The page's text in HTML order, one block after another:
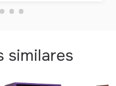
similares